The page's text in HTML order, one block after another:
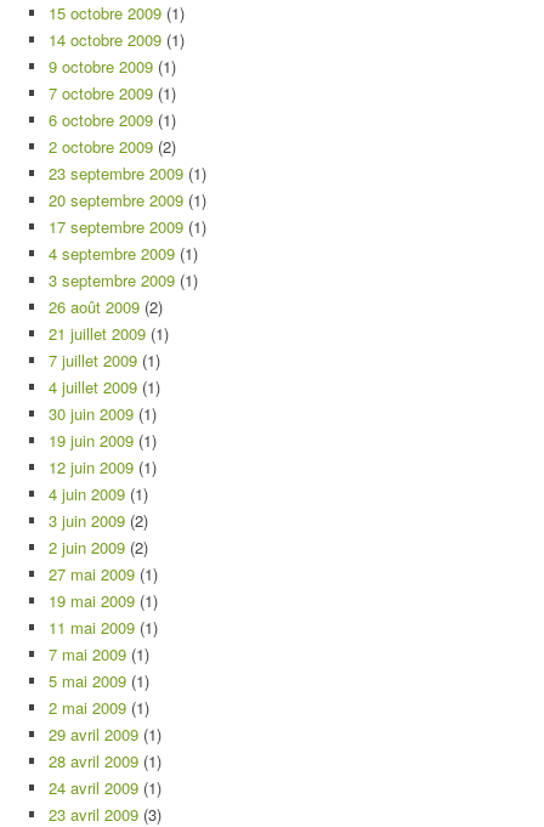
15 octobre 2009 (1)
14 octobre 2009 (1)
9 octobre 2009 (1)
7 octobre 2009 (1)
6 octobre 2009 (1)
2 octobre 2009 (2)
23 septembre 2009 (1)
20 septembre 2009 (1)
17 septembre 2009 (1)
4 septembre 2009 (1)
3 septembre 2009 (1)
26 août 2009 (2)
21 juillet 2009 (1)
7 juillet 2009 (1)
4 juillet 2009 (1)
30 juin 2009 (1)
19 juin 2009 (1)
12 juin 2009 (1)
4 juin 2009 (1)
3 juin 2009 (2)
2 juin 2009 (2)
27 mai 2009 (1)
19 mai 2009 (1)
11 mai 2009 (1)
7 mai 2009 (1)
5 mai 2009 (1)
2 mai 2009 (1)
29 avril 2009 (1)
28 avril 2009 (1)
24 avril 2009 (1)
23 avril 2009 (3)